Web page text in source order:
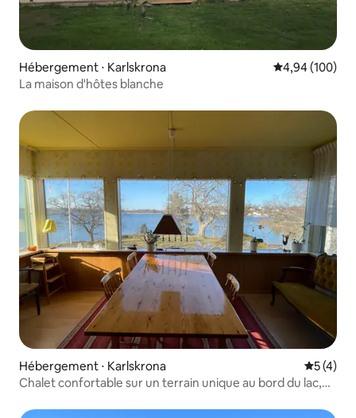
Hébergement ⋅ Karlskrona Évaluation
4,94 (100)
La maison d'hôtes blanche
Hébergement ⋅ Karlskrona
5 (4)
Chalet confortable sur un terrain unique au bord du lac,